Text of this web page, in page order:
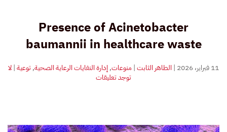
Presence of Acinetobacter
baumannii in healthcare waste
11 فبراير، 2026 | الطاهر الثابت|منوعات, إدارة النفايات الرعاية الصحية,توعية|لا
توجد تعليقاتعلى
في